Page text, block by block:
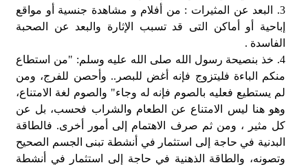
3. البعد عن المثيرات : من أفلام و مشاهدة جنسية أو مواقع
إباحية أو أماكن التى قد تسبب الإثارة والبعد عن الصحبة
الفاسدة .
4. خذ بنصيحة رسول الله صلى الله عليه وسلم: "من استطاع
منكم الباءة فليتزوج فإنه أغض للبصر.. وأحصن للفرج، ومن
لم يستطيع فعليه بالصوم فإنه له وجاء" والصوم لغة الامتناع،
وهو هنا ليس الامتناع عن الطعام والشراب فحسب، بل عن
كل مثير ، ومن ثم صرف الاهتمام إلى أمور أخرى. فالطاقة
البدنية في حاجة إلى استثمار في أنشطة تبنى الجسم الصحيح
وتصونه، والطاقة الذهنية في حاجة إلى استثمار في أنشطة